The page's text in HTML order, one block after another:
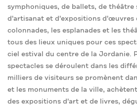
symphoniques, de ballets, de théâtre
d'artisanat et d'expositions d'œuvres
colonnades, les esplanades et les
tous des lieux uniques pour ces
ciel estival du centre de la Jordanie.
spectacles se déroulent dans les
milliers de visiteurs se promènent
et les monuments de la ville,
des expositions d'art et de livres,